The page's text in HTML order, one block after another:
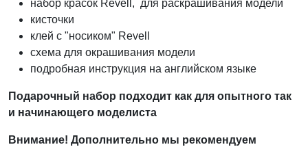
набор красок Revell, для раскрашивания модели
кисточки
клей с "носиком" Revell
схема для окрашивания модели
подробная инструкция на английском языке
Подарочный набор подходит как для опытного так
и начинающего моделиста
Внимание! Дополнительно мы рекомендуем